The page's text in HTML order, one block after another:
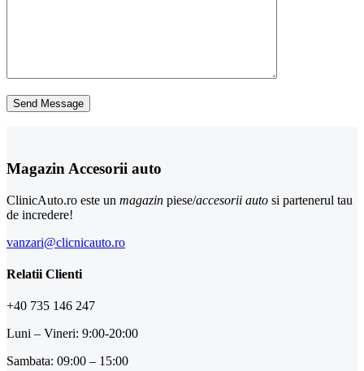
Magazin Accesorii auto
ClinicAuto.ro este un magazin piese/accesorii auto si partenerul tau
de incredere!
vanzari@clicnicauto.ro
Relatii Clienti
+40 735 146 247
Luni – Vineri: 9:00-20:00
Sambata: 09:00 – 15:00